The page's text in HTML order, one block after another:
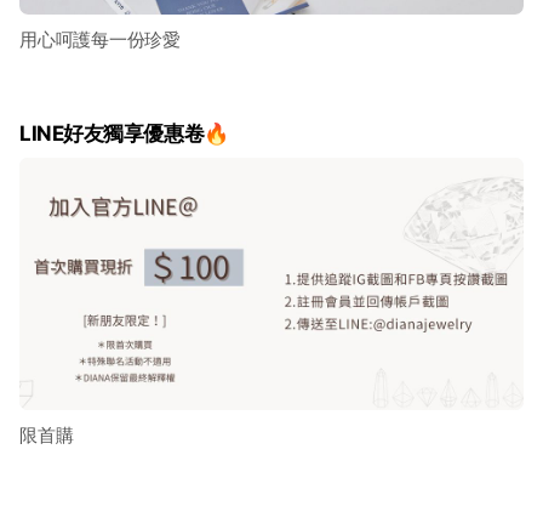
用心呵護每一份珍愛
LINE好友獨享優惠卷🔥
限首購